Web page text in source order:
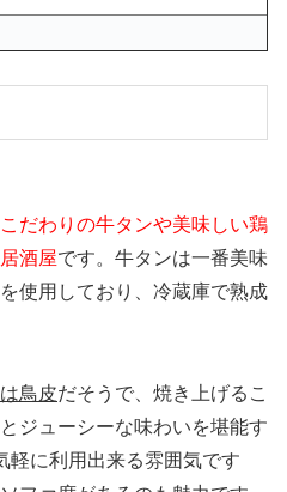
だわりの牛タンや美味しい鶏
酒屋です。牛タンは一番美味
使用しており、冷蔵庫で熟成
鳥皮だそうで、焼き上げるこ
ジューシーな味わいを堪能す
軽に利用出来る雰囲気です